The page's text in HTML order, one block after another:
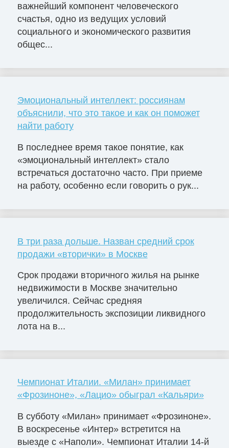
важнейший компонент человеческого
счастья, одно из ведущих условий
социального и экономического развития
общес...
Эмоциональный интеллект: россиянам
объяснили, что это такое и как он поможет
найти работу
В последнее время такое понятие, как
«эмоциональный интеллект» стало
встречаться достаточно часто. При приеме
на работу, особенно если говорить о рук...
В три раза дольше. Назван средний срок
продажи «вторички» в Москве
Срок продажи вторичного жилья на рынке
недвижимости в Москве значительно
увеличился. Сейчас средняя
продолжительность экспозиции ликвидного
лота на в...
Чемпионат Италии. «Милан» принимает
«Фрозиноне», «Лацио» обыграл «Кальяри»
В субботу «Милан» принимает «Фрозиноне».
В воскресенье «Интер» встретится на
выезде с «Наполи». Чемпионат Италии 14-й